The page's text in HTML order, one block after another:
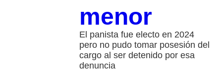
menor
El panista fue electo en 2024
pero no pudo tomar posesión del
cargo al ser detenido por esa
denuncia